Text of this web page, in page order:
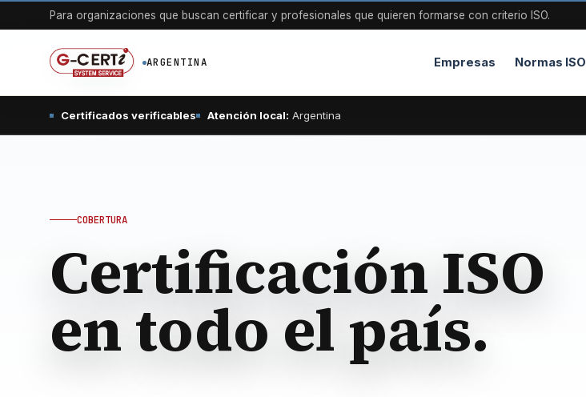
Para organizaciones que buscan certificar y profesionales que quieren formarse con criterio ISO.
ARGENTINA Empresas Normas ISO
Certificados verificables Atención local: Argentina
COBERTURA
Certificación ISO
en todo el país.